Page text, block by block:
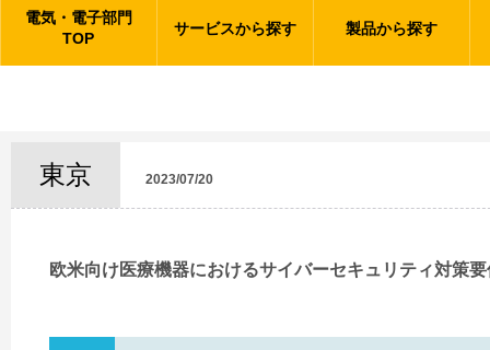
電気・電子部門
TOP
サービスから探す 製品から探す
東京 2023/07/20
欧米向け医療機器におけるサイバーセキュリティ対策